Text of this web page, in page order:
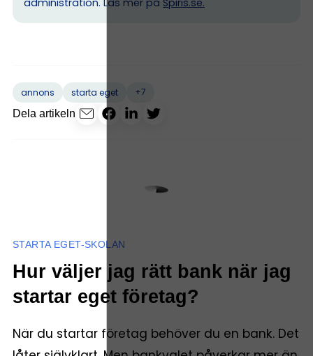
annons starta eget
+7
Dela artikeln
STARTA EGET-SKOLAN
Hur väljer jag rätt bank när jag
startar eget företag?
När du startar företag behöver du en bank. Det